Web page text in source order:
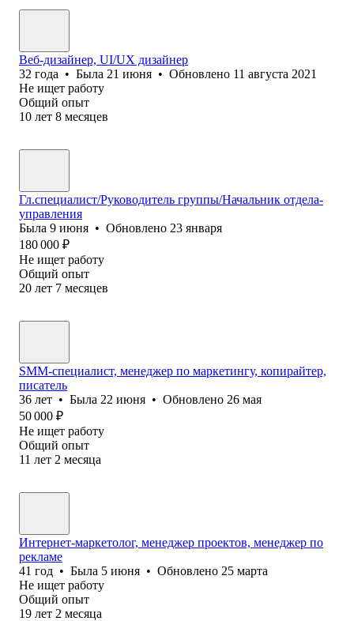
Веб-дизайнер, UI/UX дизайнер
32 года • Была 21 июня • Обновлено 11 августа 2021
Не ищет работу
Общий опыт
10 лет 8 месяцев
Гл.специалист/Руководитель группы/Начальник отдела-
управления
Была 9 июня • Обновлено 23 января
180 000 ₽
Не ищет работу
Общий опыт
20 лет 7 месяцев
SMM-специалист, менеджер по маркетингу, копирайтер,
писатель
36 лет • Была 22 июня • Обновлено 26 мая
50 000 ₽
Не ищет работу
Общий опыт
11 лет 2 месяца
Интернет-маркетолог, менеджер проектов, менеджер по
рекламе
41 год • Была 5 июня • Обновлено 25 марта
Не ищет работу
Общий опыт
19 лет 2 месяца